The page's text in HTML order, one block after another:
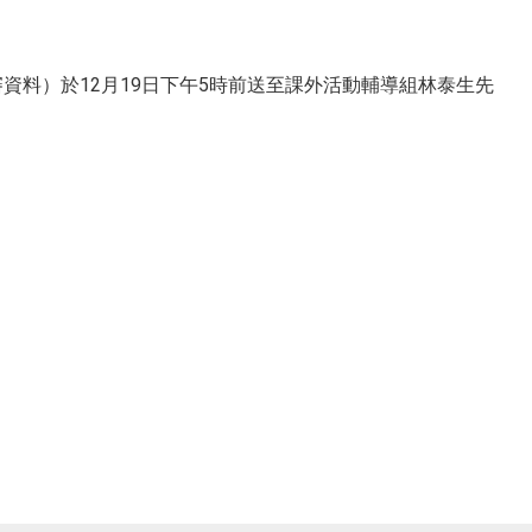
料）於12月19日下午5時前送至課外活動輔導組林泰生先